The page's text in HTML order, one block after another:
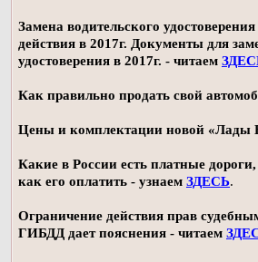
Замена водительского
действия в 2017г. Документы для
удостоверения в 2017г. - читаем
Как правильно продать свой
Цены и комплектации новой «Лады
Какие в России есть платные
как его оплатить - узнаем ЗДЕСЬ.
Ограничение действия прав
ГИБДД дает пояснения - читаем